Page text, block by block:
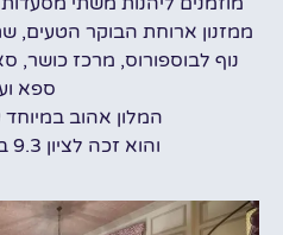
ממזנון ארוחת הבוקר הטעים,
נוף לבוספורוס, מרכז כושר,
ספא
המלון אהוב
והוא זכה לציון 9.3 באתר Booking.